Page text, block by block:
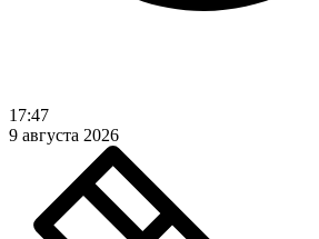
17:47
9 августа 2026